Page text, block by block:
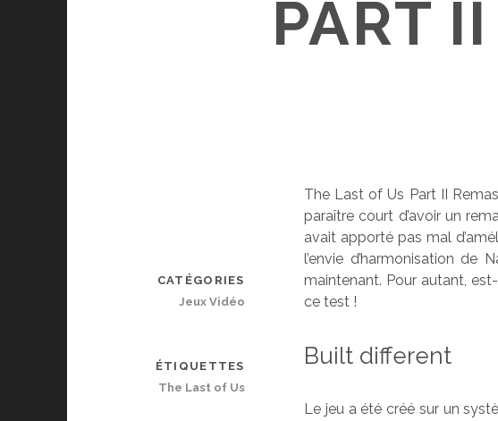
PART
The Last of Us Part II
paraître court d’avoir un
avait apporté pas mal
l’envie d’harmonisation
maintenant. Pour autant,
ce test !
Built different
Le jeu a été créé sur un
CATÉGORIES
Jeux Vidéo
ÉTIQUETTES
The Last of Us